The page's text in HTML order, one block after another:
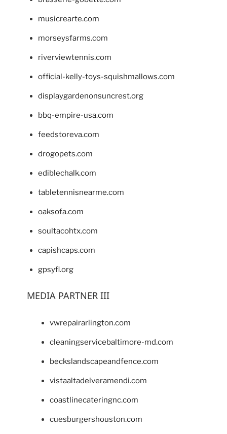
musicrearte.com
morseysfarms.com
riverviewtennis.com
official-kelly-toys-squishmallows.com
displaygardenonsuncrest.org
bbq-empire-usa.com
feedstoreva.com
drogopets.com
ediblechalk.com
tabletennisnearme.com
oaksofa.com
soultacohtx.com
capishcaps.com
gpsyfl.org
MEDIA PARTNER III
vwrepairarlington.com
cleaningservicebaltimore-md.com
beckslandscapeandfence.com
vistaaltadelveramendi.com
coastlinecateringnc.com
cuesburgershouston.com